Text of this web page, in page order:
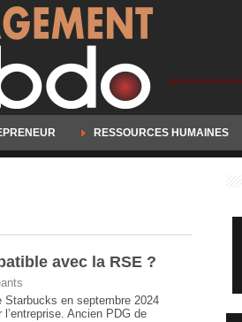
RESSOURCES HUMAINES
avec la RSE ?
Starbucks en septembre 2024
Ancien PDG de